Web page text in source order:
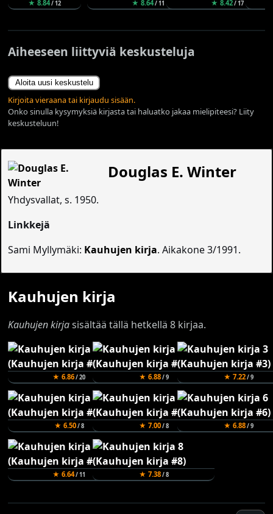
★ 8.84/ 12 ★ 8.64/ 11 ★ 8.42/ 17
Aiheeseen liittyviä keskusteluja
Aloita uusi keskustelu
Kirjoita vieraana tai kirjaudu sisään.
Onko sinulla kysymyksiä kirjasta tai haluatko jakaa mielipiteesi? Liity
keskusteluun!
Douglas E. Winter
Yhdysvallat, s. 1950.
Linkkejä
Sami Myllymäki: Kauhujen kirja. Aikakone 3/1991.
Kauhujen kirja
Kauhujen kirjasisältää tällä hetkellä 8 kirjaa.
★ 6.86/ 20 ★ 6.88/ 9 ★ 7.22/ 9
★ 6.50/ 8 ★ 7.00/ 8 ★ 6.88/ 9
★ 6.64/ 11 ★ 7.38/ 8